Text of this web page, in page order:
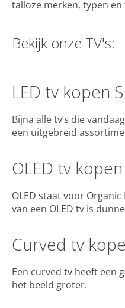
talloze merken, typen
Bekijk onze TV's:
LED tv kopen
Bijna alle tv’s die
een uitgebreid
OLED tv
OLED staat voor
van een OLED tv is
Curved tv
Een curved tv heeft een
het beeld groter.